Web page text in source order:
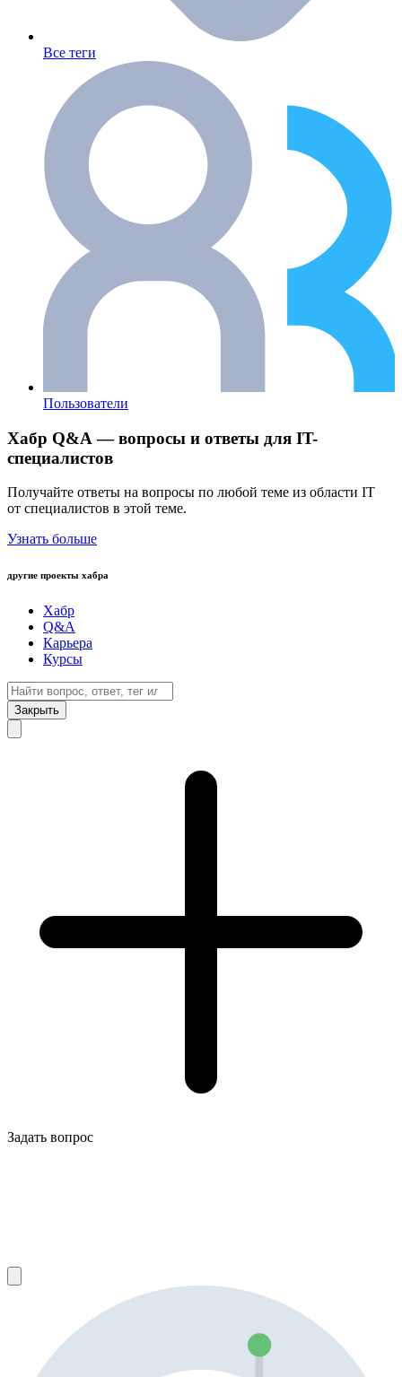
Все теги
Пользователи
Хабр Q&A — вопросы и ответы для IT-
специалистов
Получайте ответы на вопросы по любой теме из области IT
от специалистов в этой теме.
Узнать больше
другие проекты хабра
Хабр
Q&A
Карьера
Курсы
Закрыть
Задать вопрос